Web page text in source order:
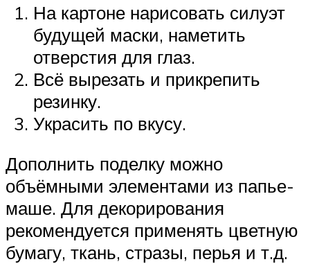
На картоне нарисовать силуэт
будущей маски, наметить
отверстия для глаз.
Всё вырезать и прикрепить
резинку.
Украсить по вкусу.
Дополнить поделку можно
объёмными элементами из папье-
маше. Для декорирования
рекомендуется применять цветную
бумагу, ткань, стразы, перья и т.д.